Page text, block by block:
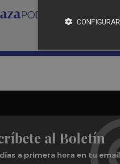
al Boletín
a primera hora en tu email
CONFIGURAR